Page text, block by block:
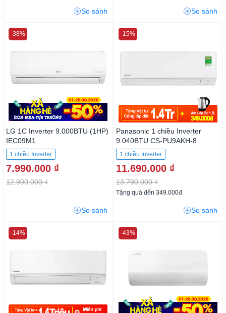
So sánh So sánh
LG 1C Inverter 9.000BTU (1HP)
IEC09M1
1 chiều Inverter
7.990.000 ₫
12.900.000 ₫
-38%
So sánh
Panasonic 1 chiều Inverter
9.040BTU CS-PU9AKH-8
1 chiều Inverter
11.690.000 ₫
13.790.000 ₫
-15%
Tặng quà đến 349.000đ
So sánh
-14% -43%